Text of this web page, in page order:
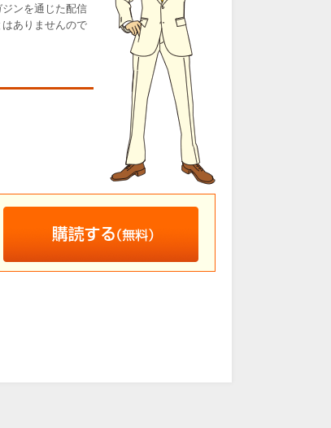
ンを通じた配信
ありませんので